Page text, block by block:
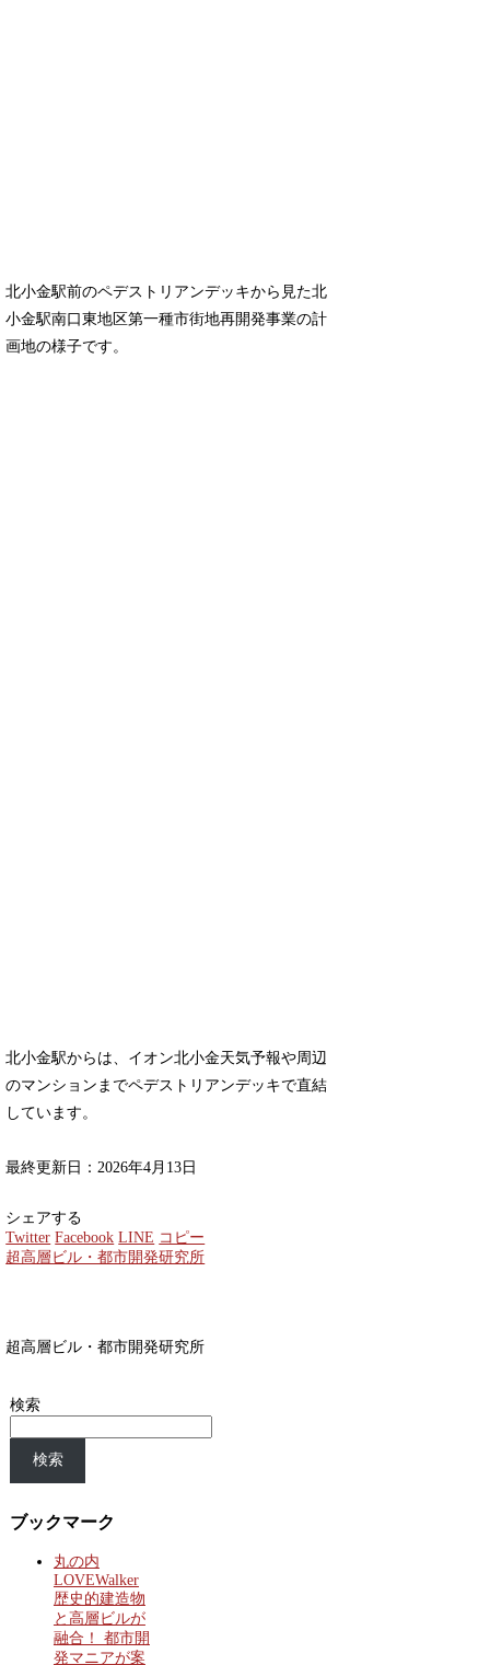
北小金駅前のペデストリアンデッキから見た北
小金駅南口東地区第一種市街地再開発事業の計
画地の様子です。
北小金駅からは、イオン北小金天気予報や周辺
のマンションまでペデストリアンデッキで直結
しています。
最終更新日：2026年4月13日
シェアする
Twitter Facebook LINE コピー
超高層ビル・都市開発研究所
超高層ビル・都市開発研究所
検索
検索
ブックマーク
丸の内
LOVEWalker
歴史的建造物
と高層ビルが
融合！ 都市開
発マニアが案